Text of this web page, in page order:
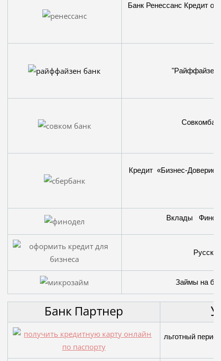
Банк Ренессанс Кредит
Кредит «Бизнес-
Вклады
Займы на
Банк Партнер
льготный